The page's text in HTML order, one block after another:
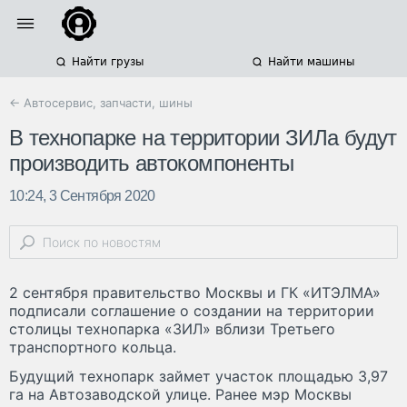
Найти грузы Найти машины
← Автосервис, запчасти, шины
В технопарке на территории ЗИЛа будут
производить автокомпоненты
10:24, 3 Сентября 2020
2 сентября правительство Москвы и ГК «ИТЭЛМА»
подписали соглашение о создании на территории
столицы технопарка «ЗИЛ» вблизи Третьего
транспортного кольца.
Будущий технопарк займет участок площадью 3,97
га на Автозаводской улице. Ранее мэр Москвы